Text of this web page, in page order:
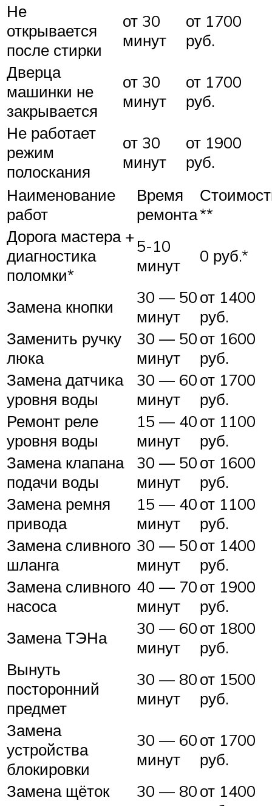
Не
открывается
после стирки
от 30
минут
от 1700
руб.
Дверца
машинки не
закрывается
от 30
минут
от 1700
руб.
Не работает
режим
полоскания
от 30
минут
от 1900
руб.
Наименование
работ
Время
ремонта**
Дорога мастера +
диагностика
поломки*
5-10
минут
0 руб.*
Замена кнопки
30 — 50
минут
от 1400
руб.
Заменить ручку
люка
30 — 50
минут
от 1600
руб.
Замена датчика
уровня воды
30 — 60
минут
от 1700
руб.
Ремонт реле
уровня воды
15 — 40
минут
от 1100
руб.
Замена клапана
подачи воды
30 — 50
минут
от 1600
руб.
Замена ремня
привода
15 — 40
минут
от 1100
руб.
Замена сливного
шланга
30 — 50
минут
от 1400
руб.
Замена сливного
насоса
40 — 70
минут
от 1900
руб.
Замена ТЭНа
30 — 60
минут
от 1800
руб.
Вынуть
посторонний
предмет
30 — 80
минут
от 1500
руб.
Замена
устройства
блокировки
30 — 60
минут
от 1700
руб.
Замена щёток
30 — 80от 1400